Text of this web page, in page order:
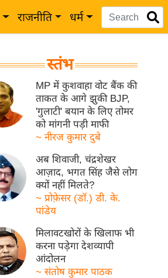
राजनीति धर्म
स्तंभ
MP में कुशवाहा वोट बैंक की
ताकत के आगे झुकी BJP,
'गुलाटी' बयान के लिए तोमर
को मांगनी पड़ी माफी
~ नीरज कुमार दुबे
अब शिवाजी, चंद्रशेखर
आज़ाद, भगत सिंह जैसे लोग
क्यों नहीं मिलते?
~ प्रोफ़ेसर (डॉ.) डी. के.
पांडेय
मिलावटखोरों के खिलाफ भी
करना पड़ेगा देशव्यापी
आंदोलन
~ संतोष कुमार पाठक